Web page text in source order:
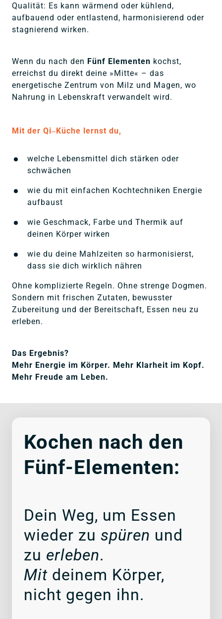
Qualität: Es kann wärmend oder kühlend,
aufbauend oder entlastend, harmonisierend oder
stagnierend wirken.
Wenn du nach den Fünf Elementen kochst,
erreichst du direkt deine »Mitte« – das
energetische Zentrum von Milz und Magen, wo
Nahrung in Lebenskraft verwandelt wird.
Mit der Qi‒Küche lernst du,
welche Lebensmittel dich stärken oder
schwächen
wie du mit einfachen Kochtechniken Energie
aufbaust
wie Geschmack, Farbe und Thermik auf
deinen Körper wirken
wie du deine Mahlzeiten so harmonisierst,
dass sie dich wirklich nähren
Ohne komplizierte Regeln. Ohne strenge Dogmen.
Sondern mit frischen Zutaten, bewusster
Zubereitung und der Bereitschaft, Essen neu zu
erleben.
Das Ergebnis?
Mehr Energie im Körper. Mehr Klarheit im Kopf.
Mehr Freude am Leben.
Kochen nach den
Fünf-Elementen:
Dein Weg, um Essen
wieder zu spüren und
zu erleben
Mit deinem Körper,
nicht gegen ihn.